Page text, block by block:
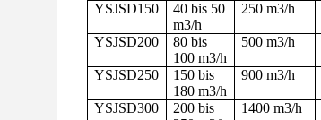
YSJSD150
40 bis 50
m3/h
250 m3/h
YSJSD200
80 bis
100 m3/h
500 m3/h
YSJSD250
150 bis
180 m3/h
900 m3/h
YSJSD300
200 bis
1400 m3/h